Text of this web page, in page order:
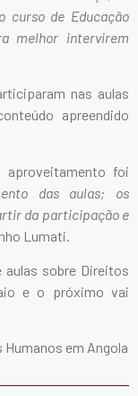
curso de Educação
melhor intervirem
nas aulas
apreendido
foi
das aulas; os
da participação e
Lumati.
aulas sobre Direitos
e o próximo vai
em Angola